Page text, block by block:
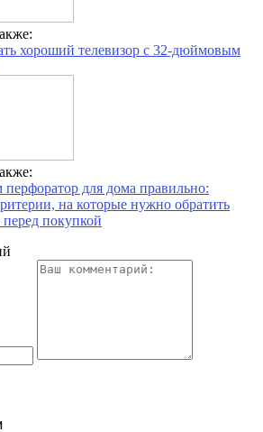
хороший телевизор с 32-дюймовым
для дома правильно:
на которые нужно обратить
покупкой